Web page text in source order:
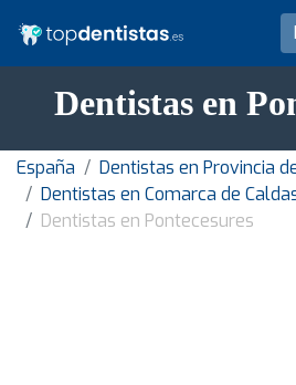
Dentistas en
España
Dentistas en Provincia
Dentistas en Comarca de
Dentistas en Pontecesures